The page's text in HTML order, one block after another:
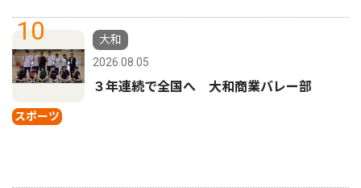
10
スポーツ
大和
2026.08.05
３年連続で全国へ 大和商業バレー部